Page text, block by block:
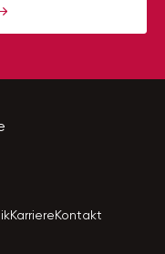
KarriereKontakt